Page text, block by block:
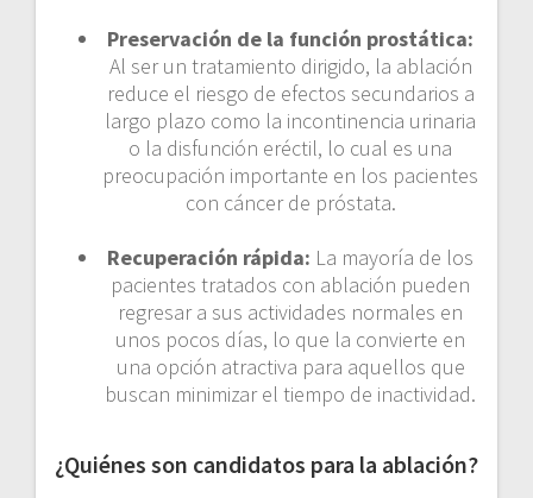
Preservación de la función prostática:
Al ser un tratamiento dirigido, la ablación
reduce el riesgo de efectos secundarios a
largo plazo como la incontinencia urinaria
o la disfunción eréctil, lo cual es una
preocupación importante en los pacientes
con cáncer de próstata.
Recuperación rápida: La mayoría de los
pacientes tratados con ablación pueden
regresar a sus actividades normales en
unos pocos días, lo que la convierte en
una opción atractiva para aquellos que
buscan minimizar el tiempo de inactividad.
¿Quiénes son candidatos para la ablación?